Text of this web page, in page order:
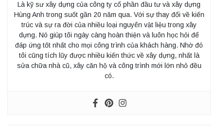
Là kỹ sư xây dựng của công ty cổ phần đầu tư và xây dựng
Hùng Anh trong suốt gần 20 năm qua. Với sự thay đổi về kiến
trúc và sự ra đời của nhiều loại nguyên vật liệu trong xây
dựng. Nó giúp tôi ngày càng hoàn thiện và luôn học hỏi để
đáp ứng tốt nhất cho mọi công trình của khách hàng. Nhờ đó
tôi cũng tích lũy được nhiều kiến thức về xây dựng, nhất là
sửa chữa nhà cũ, xây căn hộ và công trình mới lớn nhỏ đều
có.